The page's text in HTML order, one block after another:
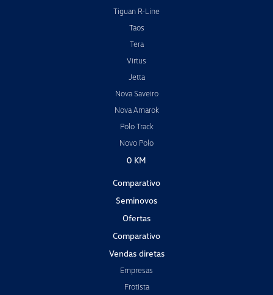
Tiguan R-Line
Taos
Tera
Virtus
Jetta
Nova Saveiro
Nova Amarok
Polo Track
Novo Polo
0 KM
Comparativo
Seminovos
Ofertas
Comparativo
Vendas diretas
Empresas
Frotista